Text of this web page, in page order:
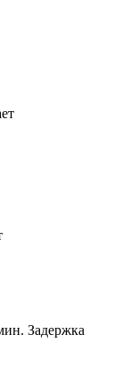
Задержка